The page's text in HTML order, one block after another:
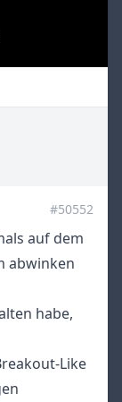
#50552
auf dem
abwinken
habe,
Like